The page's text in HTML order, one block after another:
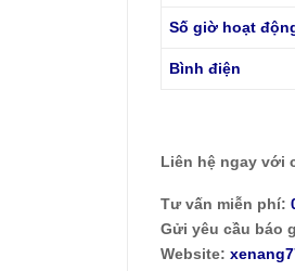
Số giờ hoạt
Bình điện
Liên hệ ngay với
Tư vấn miễn phí:
Gửi yêu cầu báo
Website: